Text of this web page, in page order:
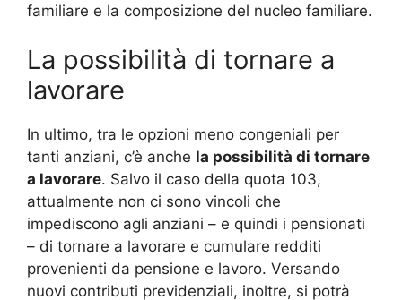
familiare e la composizione del nucleo familiare.
La possibilità di tornare a
lavorare
In ultimo, tra le opzioni meno congeniali per
tanti anziani, c’è anche la possibilità di tornare
a lavorare. Salvo il caso della quota 103,
attualmente non ci sono vincoli che
impediscono agli anziani – e quindi i pensionati
– di tornare a lavorare e cumulare redditi
provenienti da pensione e lavoro. Versando
nuovi contributi previdenziali, inoltre, si potrà